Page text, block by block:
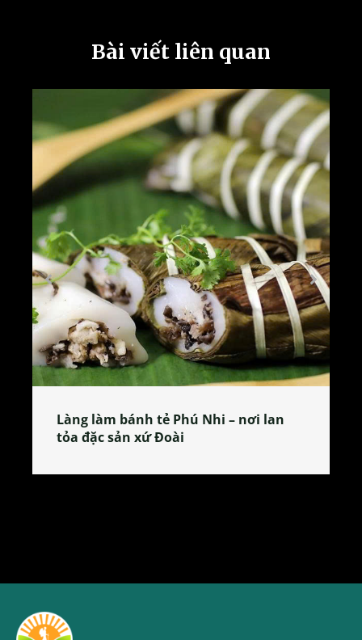
Bài viết liên quan
Làng làm bánh tẻ Phú Nhi – nơi lan
tỏa đặc sản xứ Đoài